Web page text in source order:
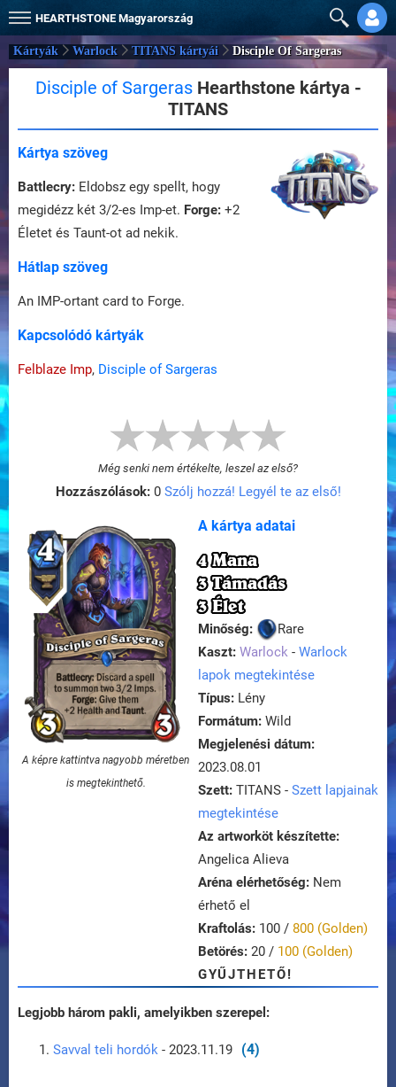
HEARTHSTONE Magyarország
Kártyák Warlock TITANS kártyái Disciple Of Sargeras
Disciple of SargerasHearthstone kártya -
TITANS
Kártya szöveg
Battlecry: Eldobsz egy spellt, hogy
megidézz két 3/2-es Imp-et. Forge: +2
Életet és Taunt-ot ad nekik.
Hátlap szöveg
An IMP-ortant card to Forge.
Kapcsolódó kártyák
Felblaze Imp, Disciple of Sargeras
Még senki nem értékelte, leszel az első?
Hozzászólások:0 Szólj hozzá! Legyél te az első!
A képre kattintva nagyobb méretben
is megtekinthető.
A kártya adatai
4 Mana
3 Támadás
3 Élet
Minőség:
Rare
Kaszt: Warlock - Warlock
lapok megtekintése
Típus: Lény
Formátum: Wild
Megjelenési dátum:
2023.08.01
Szett: TITANS - Szett lapjainak
megtekintése
Az artworköt készítette:
Angelica Alieva
Aréna elérhetőség: Nem
érhető el
Kraftolás: 100 / 800 (Golden)
Betörés: 20 / 100 (Golden)
GYŰJTHETŐ!
Legjobb három pakli, amelyikben szerepel:
Savval teli hordók - 2023.11.19 (4)